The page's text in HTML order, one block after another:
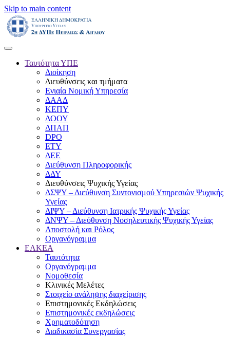
Skip to main content
Ταυτότητα ΥΠΕ
Διοίκηση
Διευθύνσεις και τμήματα
Ενιαία Νομική Υπηρεσία
ΔΑΑΔ
ΚΕΠΥ
ΔΟΟΥ
ΔΠΑΠ
DPO
ΕΤΥ
ΔΕΕ
Διεύθυνση Πληροφορικής
ΔΔΥ
Διευθύνσεις Ψυχικής Υγείας
ΔΣΨΥ – Διεύθυνση Συντονισμού Υπηρεσιών Ψυχικής
Υγείας
ΔΙΨΥ – Διεύθυνση Ιατρικής Ψυχικής Υγείας
ΔΝΨΥ – Διεύθυνση Νοσηλευτικής Ψυχικής Υγείας
Αποστολή και Ρόλος
Οργανόγραμμα
ΕΛΚΕΑ
Ταυτότητα
Οργανόγραμμα
Νομοθεσία
Κλινικές Μελέτες
Στοιχείο ανάληψης διαχείρισης
Επιστημονικές Εκδηλώσεις
Επιστημονικές εκδηλώσεις
Χρηματοδότηση
Διαδικασία Συνεργασίας